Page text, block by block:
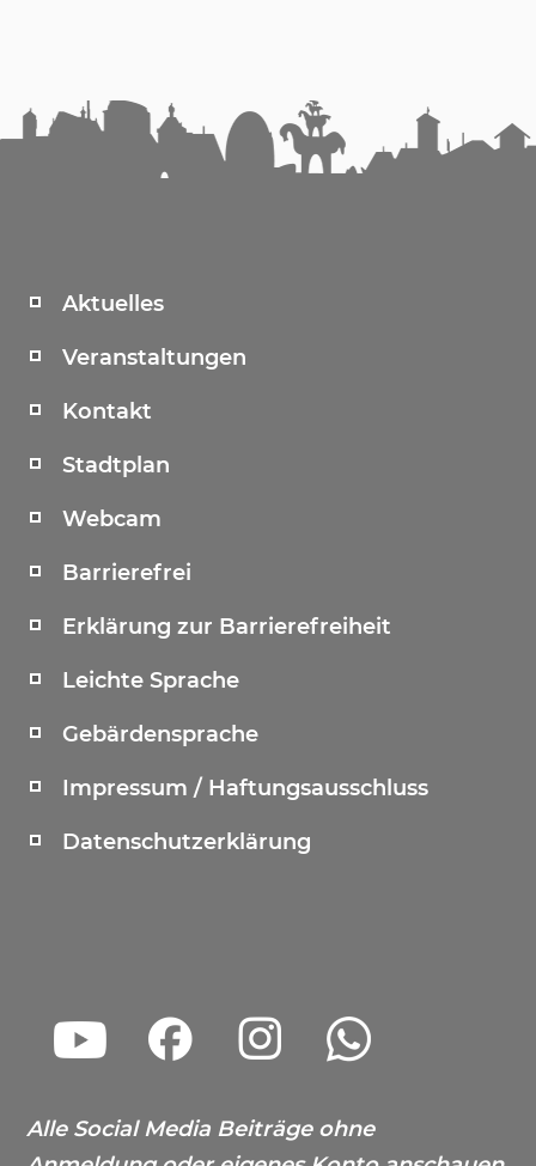
Aktuelles
Veranstaltungen
Kontakt
Stadtplan
Webcam
Barrierefrei
Erklärung zur Barrierefreiheit
Leichte Sprache
Gebärdensprache
Impressum / Haftungsausschluss
Datenschutzerklärung
Alle Social Media Beiträge ohne